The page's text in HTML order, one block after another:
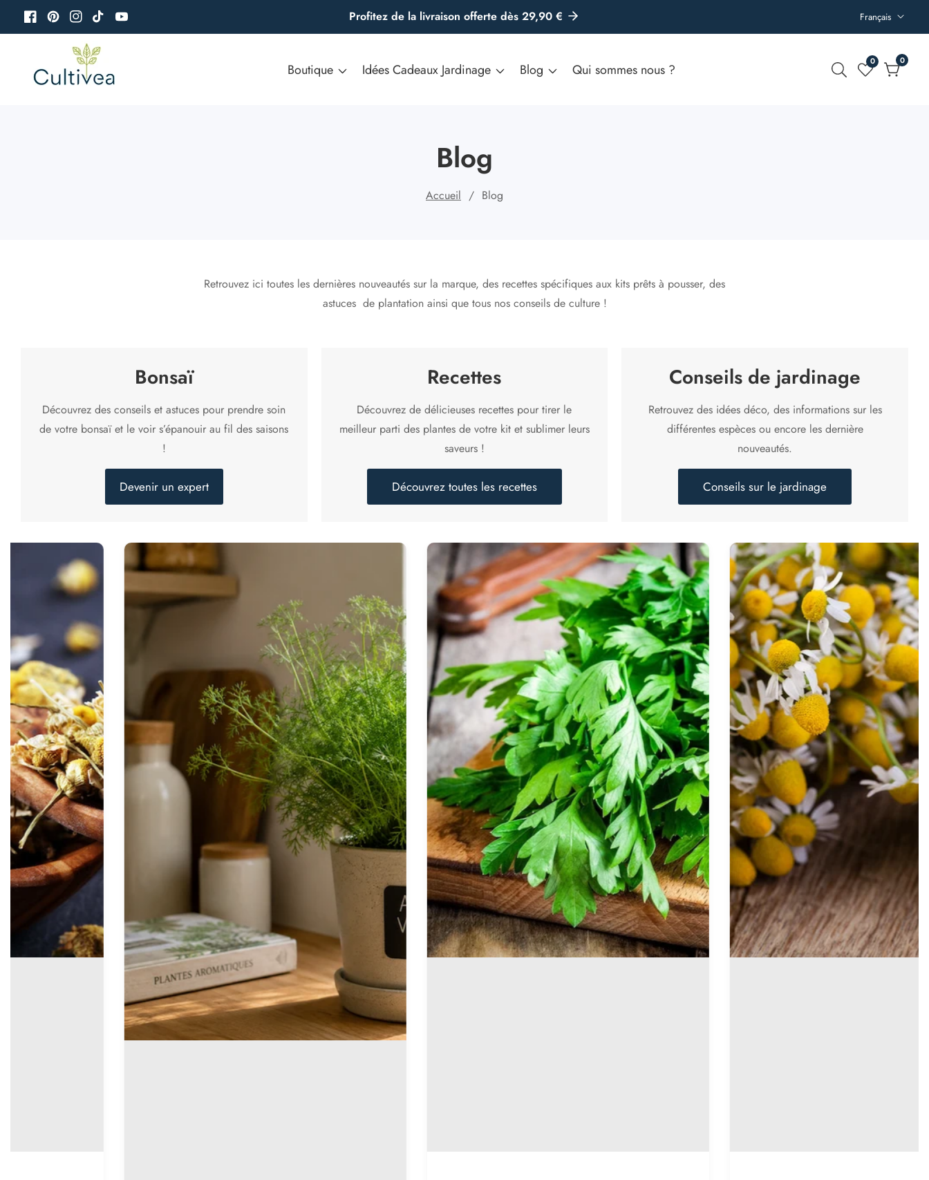
FacebookPinterestInstagramTikTokYouTube Profitez de la livraison offerte dès 29,90 € Français
Boutique Idées Cadeaux Jardinage Blog Qui sommes nous ? 0 00
article
Blog
Accueil Blog
Retrouvez ici toutes les dernières nouveautés sur la marque, des recettes spécifiques aux kits prêts à pousser, des
astuces de plantation ainsi que tous nos conseils de culture !
Bonsaï
Découvrez des conseils et astuces pour prendre soin
de votre bonsaï et le voir s’épanouir au fil des saisons
!
Devenir un expert
Recettes
Découvrez de délicieuses recettes pour tirer le
meilleur parti des plantes de votre kit et sublimer leurs
saveurs !
Découvrez toutes les recettes
Conseils de jardinage
Retrouvez des idées déco, des informations sur les
différentes espèces ou encore les dernière
nouveautés.
Conseils sur le jardinage